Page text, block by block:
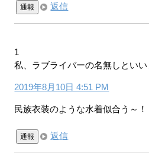
通報 返信
1
私、ラブライバーの名無しといい
2019年8月10日 4:51 PM
民族衣装のような水着似合う～！
通報 返信